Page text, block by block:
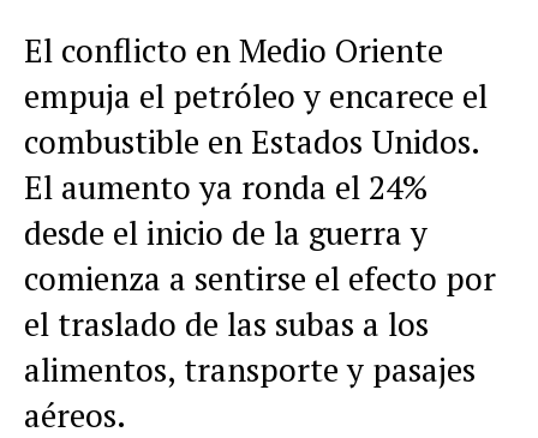
El conflicto en Medio Oriente
empuja el petróleo y encarece el
combustible en Estados Unidos.
El aumento ya ronda el 24%
desde el inicio de la guerra y
comienza a sentirse el efecto por
el traslado de las subas a los
alimentos, transporte y pasajes
aéreos.